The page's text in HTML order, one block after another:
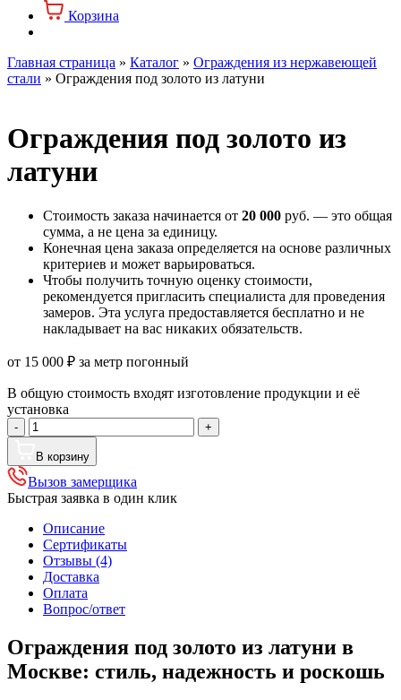
Корзина
Главная страница » Каталог » Ограждения из нержавеющей
стали » Ограждения под золото из латуни
Ограждения под золото из
латуни
Стоимость заказа начинается от 20 000 руб. — это общая
сумма, а не цена за единицу.
Конечная цена заказа определяется на основе различных
критериев и может варьироваться.
Чтобы получить точную оценку стоимости,
рекомендуется пригласить специалиста для проведения
замеров. Эта услуга предоставляется бесплатно и не
накладывает на вас никаких обязательств.
от 15 000 ₽ за метр погонный
В общую стоимость входят изготовление продукции и её
установка
-
Количество
товара
Ограждения
золото
из
латуни
+
В корзину
Вызов замерщика
Быстрая заявка в один клик
Описание
Сертификаты
Отзывы (4)
Доставка
Оплата
Вопрос/ответ
Ограждения под золото из латуни в
Москве: стиль, надежность и роскошь